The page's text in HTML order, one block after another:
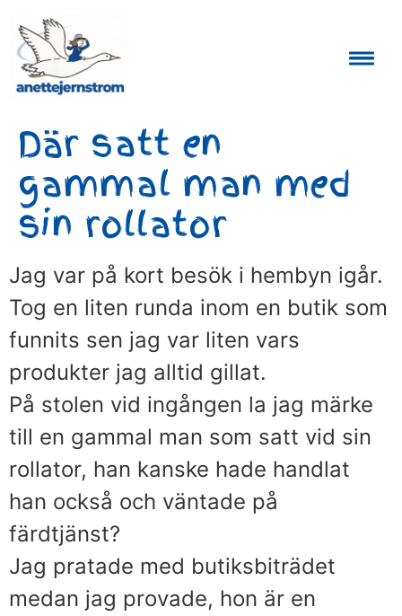
Där satt en
gammal man med
sin rollator
Jag var på kort besök i hembyn igår.
Tog en liten runda inom en butik som
funnits sen jag var liten vars
produkter jag alltid gillat.
På stolen vid ingången la jag märke
till en gammal man som satt vid sin
rollator, han kanske hade handlat
han också och väntade på
färdtjänst?
Jag pratade med butiksbiträdet
medan jag provade, hon är en